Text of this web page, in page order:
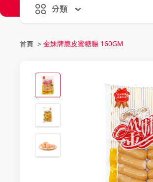
分類
首頁 > 金妹牌脆皮蜜糖腸 160GM